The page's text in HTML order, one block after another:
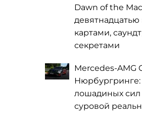
Dawn of the
картами,
секретами
Mercedes-AMG
Нюрбургринге:
лошадиных сил
суровой